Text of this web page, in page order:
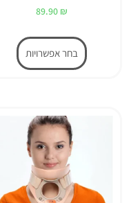
89.90 ₪
בחר אפשרויות